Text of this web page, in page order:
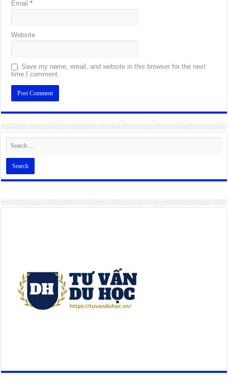
Email*
Website
Save my name, email, and website in this browser for the next
time I comment.
Alternative: